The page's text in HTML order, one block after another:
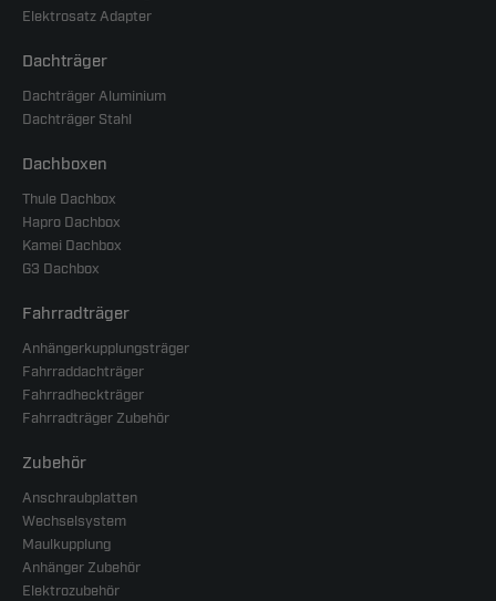
Elektrosatz Adapter
Dachträger
Dachträger Aluminium
Dachträger Stahl
Dachboxen
Thule Dachbox
Hapro Dachbox
Kamei Dachbox
G3 Dachbox
Fahrradträger
Anhängerkupplungsträger
Fahrraddachträger
Fahrradheckträger
Fahrradträger Zubehör
Zubehör
Anschraubplatten
Wechselsystem
Maulkupplung
Anhänger Zubehör
Elektrozubehör